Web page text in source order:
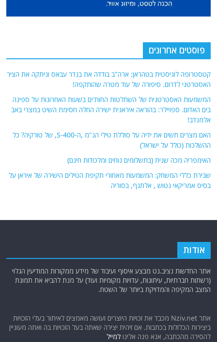
פוסטים אחרונים
קטסטרופה לוגיסטית בטהראן: ארה"ב בודדה את בנדר עבאס וניתקה את הציר
האסטרטגי לדרום. סיפורה של עוד מטרה שהותקפה!
המשמעות האסטרטגית של השתלטות החות'ים בשעות האחרונות על ספינה
בים האדום. ספויילר: בהוראה איראנית ישירה החלה חסימת השיט במצרי באב
אלמנדב!
האם מצרים תשים את ידיה על סוללת טילי הנ"מ ,ה-S-400, של טורקיה? כל
ההשלכות (כולל על ישראל)
האימפריה מכה שנית (בתשלומים נוחים ומלכודות חינם)
שבירת כללי המשחק: המשמעות מאחורי תקיפת הטילים הישירה של איראן על
בסיס אמריקאי נטוש , אלתנף, בסוריה
אודות
אתר החדשות נציב.נט מבצע איסוף ועיבוד של מידע ממקורות המודיעין הגלוי
(רשתות חברתיות, עיתונות, עדויות מקומיות ועוד) על מנת להביא את תמונת
המצב המקיפה והמדויקת ביותר של השטח.
אתר Nziv.net מכבד את זכויות היוצרים ועושה מאמצים לאיתור בעלי הזכויות
ביצירות הכלולות בכתבות. אם זיהית יצירה שאתה בעל הזכויות בה ואתה מעוניין
להסירה מהכתבה, אנא פנה אלינולמייל